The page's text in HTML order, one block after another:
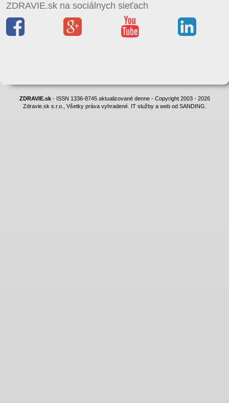
ZDRAVIE.sk na sociálnych sieťach
ZDRAVIE.sk- ISSN 1336-8745 aktualizované denne - Copyright 2003 - 2026
Zdravie.sk s.r.o., Všetky práva vyhradené. IT služby a web od SANDING.